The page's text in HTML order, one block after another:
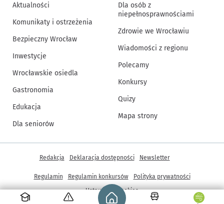
Strona główna - wroclaw.pl
Aktualności
Komunikaty i ostrzeżenia
Bezpieczny Wrocław
Inwestycje
Wrocławskie osiedla
Gastronomia
Edukacja
Dla seniorów
Dla osób z
niepełnosprawnościami
Zdrowie we Wrocławiu
Wiadomości z regionu
Polecamy
Konkursy
Quizy
Mapa strony
Inne informacje
Redakcja Deklaracja dostępności Newsletter
Regulamin Regulamin konkursów
Polityka prywatności
Ustawienia cookies